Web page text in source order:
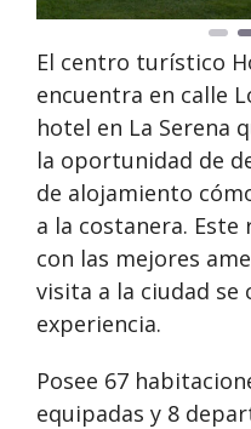
El centro turístico
encuentra en calle
hotel en La Serena
la oportunidad de
de alojamiento
a la costanera.
con las mejores
visita a la ciudad se
experiencia.
Posee 67
equipadas y 8